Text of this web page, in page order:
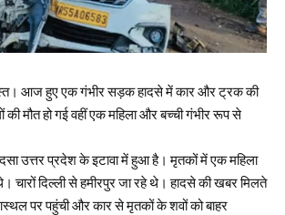
आज हुए एक गंभीर सड़क हादसे में कार और ट्रक की
की मौत हो गई वहीं एक महिला और बच्ची गंभीर रूप से
उत्तर प्रदेश के इटावा में हुआ है। मृतकों में एक महिला
चारों दिल्ली से हमीरपुर जा रहे थे। हादसे की खबर मिलते
पर पहुंची और कार से मृतकों के शवों को बाहर